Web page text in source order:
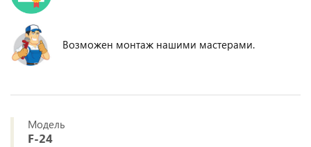
Возможен монтаж нашими мастерами.
Модель
F-24